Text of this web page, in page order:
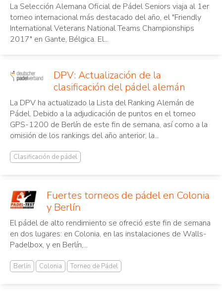
La Selección Alemana Oficial de Pádel Seniors viaja al 1er
torneo internacional más destacado del año, el "Friendly
International Veterans National Teams Championships
2017" en Gante, Bélgica. El...
DPV: Actualización de la
clasificación del pádel alemán
La DPV ha actualizado la Lista del Ranking Alemán de
Pádel. Debido a la adjudicación de puntos en el torneo
GPS-1200 de Berlín de este fin de semana, así como a la
omisión de los rankings del año anterior, la...
Clasificación de pádel
Fuertes torneos de pádel en Colonia
y Berlín
El pádel de alto rendimiento se ofreció este fin de semana
en dos lugares: en Colonia, en las instalaciones de Walls-
Padelbox, y en Berlín,...
Berlín Colonia Torneo de Pádel